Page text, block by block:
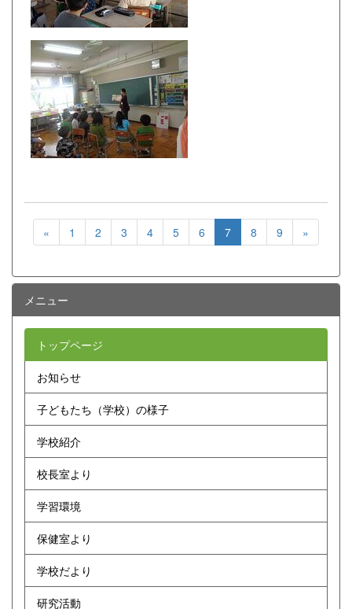
« 1 2 3 4 5 6 7 8 9 »
メニュー
トップページ
お知らせ
子どもたち（学校）の様子
学校紹介
校長室より
学習環境
保健室より
学校だより
研究活動